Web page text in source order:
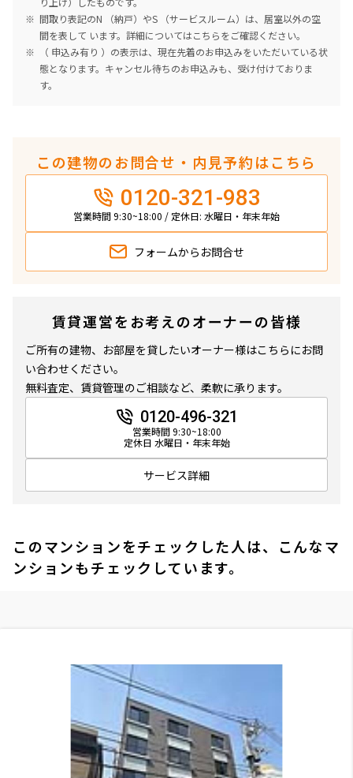
間取り表記のN （納戸）やS （サービスルーム）は、居室以外の空
間を表して います。詳細についてはこちらをご確認ください。
（ 申込み有り ）の表示は、現在先着のお申込みをいただいている状
態となります。キャンセル待ちのお申込みも、受け付けておりま
す。
この建物のお問合せ・内見予約はこちら
0120-321-983
営業時間 9:30~18:00 / 定休日: 水曜日・年末年始
フォームから お問合せ
賃貸運営をお考えのオーナーの皆様
ご所有の建物、お部屋を貸したいオーナー様はこちらにお問
い合わせください。
無料査定、賃貸管理のご相談など、柔軟に承ります。
0120-496-321
営業時間 9:30~18:00
定休日 水曜日・年末年始
サービス詳細
このマンションをチェックした人は、こんなマ
ンションもチェックしています。